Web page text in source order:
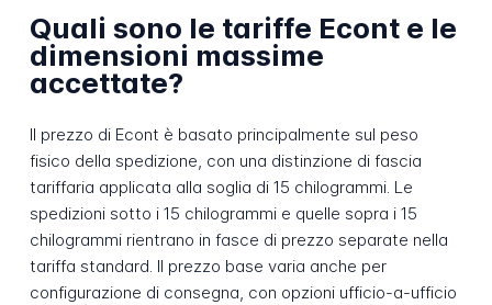
Quali sono le tariffe Econt e le
dimensioni massime
accettate?
Il prezzo di Econt è basato principalmente sul peso
fisico della spedizione, con una distinzione di fascia
tariffaria applicata alla soglia di 15 chilogrammi. Le
spedizioni sotto i 15 chilogrammi e quelle sopra i 15
chilogrammi rientrano in fasce di prezzo separate nella
tariffa standard. Il prezzo base varia anche per
configurazione di consegna, con opzioni ufficio-a-ufficio